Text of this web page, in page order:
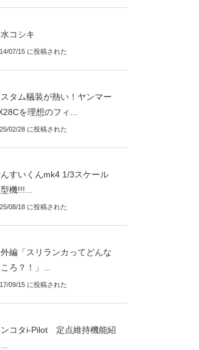
コシキ
07/15 に投稿された
タム艤装が熱い！ヤンマー
を理想のフィ...
02/28 に投稿された
すいくんmk4 1/3スケール
機!!!...
08/18 に投稿された
編「スリランカってどんな
ろ？！」...
09/15 に投稿された
ンコタi-Pilot 定点維持機能紹